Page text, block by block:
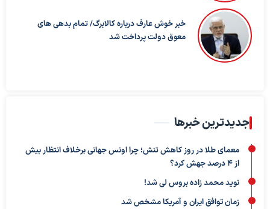
خبر خوش عارف درباره کالابرگ/ تمام بدهی های
معوق دولت پرداخت شد
جدیدترین خبرها
معمای طلا در روز کاهش تنش؛ چرا اونس جهانی برخلاف انتظار بیش
از ۴ درصد جهش کرد؟
نوید محمد زاده بروس لی شد!
زمان توافق ایران و آمریکا مشخص شد